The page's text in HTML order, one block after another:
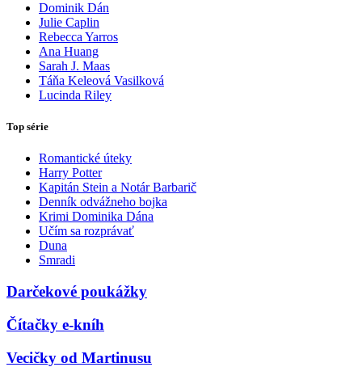
Dominik Dán
Julie Caplin
Rebecca Yarros
Ana Huang
Sarah J. Maas
Táňa Keleová Vasilková
Lucinda Riley
Top série
Romantické úteky
Harry Potter
Kapitán Stein a Notár Barbarič
Denník odvážneho bojka
Krimi Dominika Dána
Učím sa rozprávať
Duna
Smradi
Darčekové poukážky
Čítačky e-kníh
Vecičky od Martinusu